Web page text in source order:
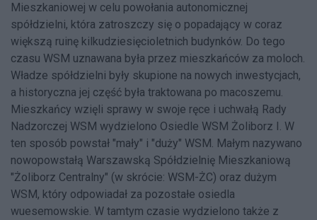
Mieszkaniowej w celu powołania autonomicznej
spółdzielni, która zatroszczy się o popadający w coraz
większą ruinę kilkudziesięcioletnich budynków. Do tego
czasu WSM uznawana była przez mieszkańców za moloch.
Władze spółdzielni były skupione na nowych inwestycjach,
a historyczna jej część była traktowana po macoszemu.
Mieszkańcy wzięli sprawy w swoje ręce i uchwałą Rady
Nadzorczej WSM wydzielono Osiedle WSM Żoliborz I. W
ten sposób powstał "mały" i "duży" WSM. Małym nazywano
nowopowstałą Warszawską Spółdzielnię Mieszkaniową
"Żoliborz Centralny" (w skrócie: WSM-ŻC) oraz dużym
WSM, który odpowiadał za pozostałe osiedla
wuesemowskie. W tamtym czasie wydzielono także z